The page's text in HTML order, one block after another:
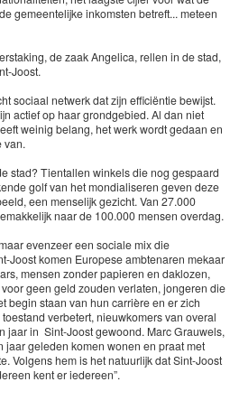
gemeentelijke inkomsten betreft... meteen
de zaak Angelica, rellen in de stad,
Joost.
sociaal netwerk dat zijn efficiëntie bewijst.
actief op haar grondgebied. Al dan niet
weinig belang, het werk wordt gedaan en
van.
stad? Tientallen winkels die nog gespaard
golf van het mondialiseren geven deze
een menselijk gezicht. Van 27.000
naar de 100.000 mensen overdag.
evenzeer een sociale mix die
Joost komen Europese ambtenaren mekaar
mensen zonder papieren en daklozen,
geen geld zouden verlaten, jongeren die
begin staan van hun carrière en er zich
verbetert, nieuwkomers van overal
jaar in Sint-Joost gewoond. Marc Grauwels,
jaar geleden komen wonen en praat met
Volgens hem is het natuurlijk dat Sint-Joost
kent er iedereen”.